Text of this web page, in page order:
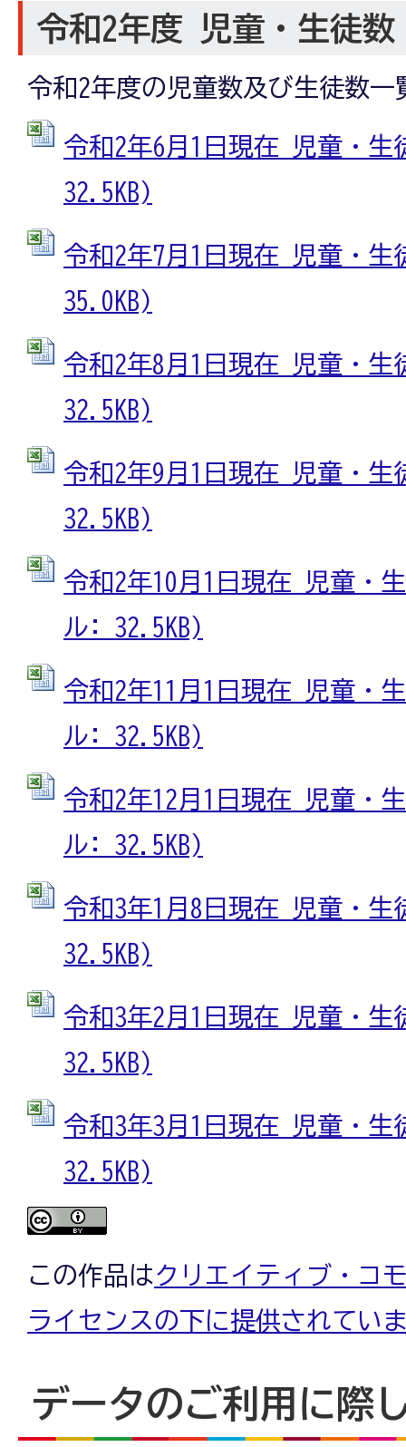
令和2年度 児童・生徒数
令和2年度の児童数及び生徒数一
令和2年6月1日現在 児童・
32.5KB)
令和2年7月1日現在 児童・
35.0KB)
令和2年8月1日現在 児童・
32.5KB)
令和2年9月1日現在 児童・
32.5KB)
令和2年10月1日現在 児童・
ル: 32.5KB)
令和2年11月1日現在 児童・
ル: 32.5KB)
令和2年12月1日現在 児童・
ル: 32.5KB)
令和3年1月8日現在 児童・
32.5KB)
令和3年2月1日現在 児童・
32.5KB)
令和3年3月1日現在 児童・
32.5KB)
この作品はクリエイティブ・コ
ライセンスの下に提供されてい
データのご利用に際